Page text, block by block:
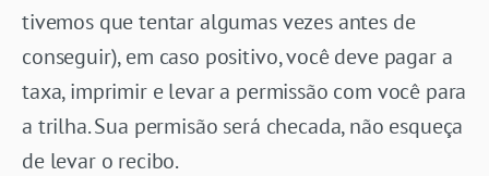
tivemos que tentar algumas vezes antes de
conseguir), em caso positivo, você deve pagar a
taxa, imprimir e levar a permissão com você para
a trilha. Sua permisão será checada, não esqueça
de levar o recibo.